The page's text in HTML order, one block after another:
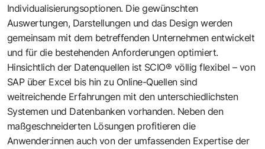
Individualisierungsoptionen. Die gewünschten
Auswertungen, Darstellungen und das Design werden
gemeinsam mit dem betreffenden Unternehmen entwickelt
und für die bestehenden Anforderungen optimiert.
Hinsichtlich der Datenquellen ist SCIO® völlig flexibel – von
SAP über Excel bis hin zu Online-Quellen sind
weitreichende Erfahrungen mit den unterschiedlichsten
Systemen und Datenbanken vorhanden. Neben den
maßgeschneiderten Lösungen profitieren die
Anwender:innen auch von der umfassenden Expertise der